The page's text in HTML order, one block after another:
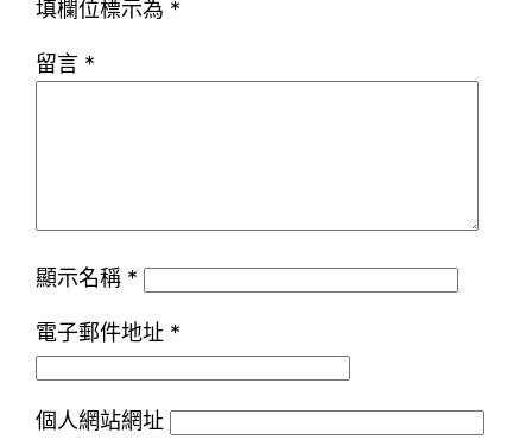
填欄位標示為 *
留言 *
顯示名稱 *
電子郵件地址 *
個人網站網址